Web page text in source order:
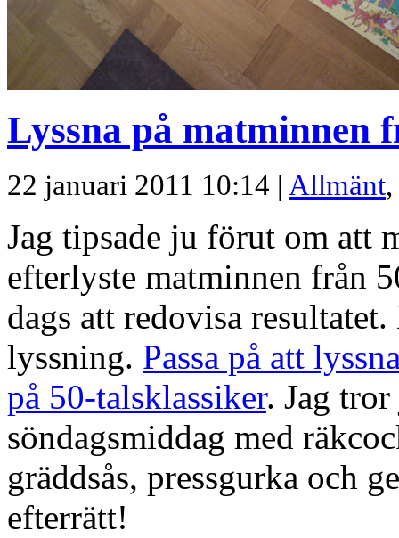
Lyssna på matminnen
22 januari 2011 10:14 | Allmänt,
Jag tipsade ju förut om att
efterlyste matminnen från
dags att redovisa
lyssning. Passa på att
på 50-talsklassiker. Jag
söndagsmiddag med
gräddsås, pressgurka och
efterrätt!